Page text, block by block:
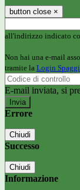
button close ×
all'indirizzo indicato
Non hai una e-mail
tramite la Login
E-mail inviata, si
Errore
Chiudi
Successo
Chiudi
Informazione